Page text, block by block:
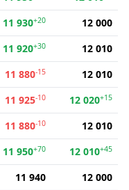
11 930+20
12 000
11 920+30
12 010
11 880-15
12 010
11 925-10 12 020+15
11 880-10
12 010
11 950+70 12 010+45
11 940
12 000